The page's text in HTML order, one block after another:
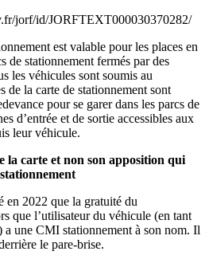
jorf/id/JORFTEXT000030370282/
est valable pour les places en
de stationnement fermés par des
les véhicules sont soumis au
de la carte de stationnement sont
pour se garer dans les parcs de
d’entrée et de sortie accessibles aux
leur véhicule.
la carte et non son apposition qui
en 2022 que la gratuité du
que l’utilisateur du véhicule (en tant
a une CMI stationnement à son nom. Il
le pare-brise.